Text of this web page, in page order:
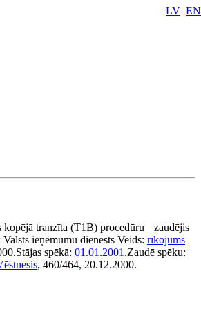
LV EN
kopējā tranzīta (T1B) procedūru
zaudējis
Valsts ieņēmumu dienests Veids: rīkojums
Stājas spēkā: 01.01.2001.Zaudē spēku:
, 460/464, 20.12.2000.